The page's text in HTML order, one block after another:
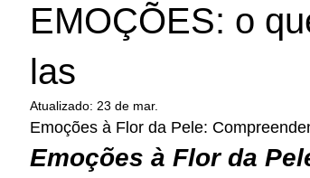
EMOÇÕES: o
las
Atualizado: 23 de mar.
Emoções à Flor da Pele:
Emoções à Flor da